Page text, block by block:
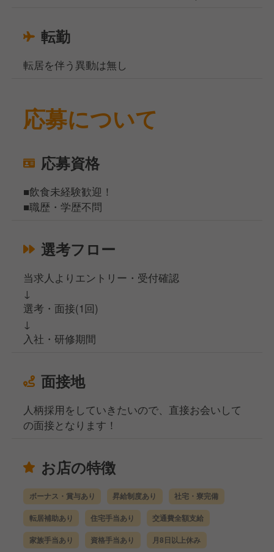
転勤
転居を伴う異動は無し
応募について
応募資格
■飲食未経験歓迎！
■職歴・学歴不問
選考フロー
当求人よりエントリー・受付確認
↓
選考・面接(1回)
↓
入社・研修期間
面接地
人柄採用をしていきたいので、直接お会いして
の面接となります！
お店の特徴
ボーナス・賞与あり 昇給制度あり 社宅・寮完備
転居補助あり 住宅手当あり 交通費全額支給
家族手当あり 資格手当あり 月8日以上休み